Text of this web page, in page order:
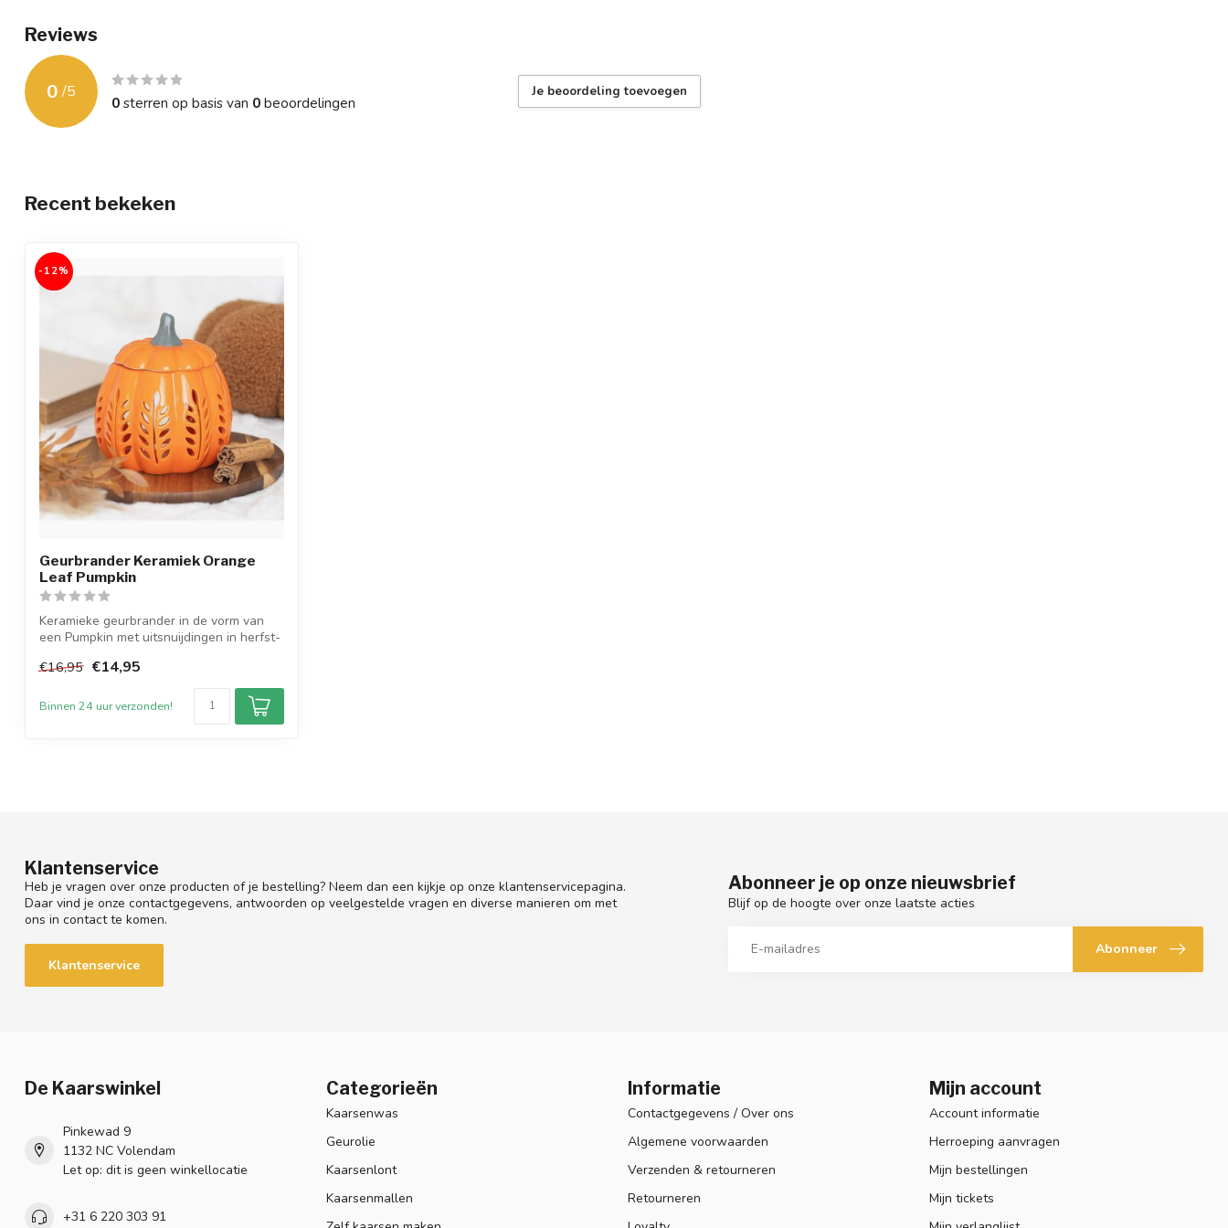
Reviews
0 /5
0sterren op basis van 0beoordelingen
Je beoordeling toevoegen
Recent bekeken
-12%
Geurbrander Keramiek Orange
Leaf Pumpkin
Keramieke geurbrander in de vorm van
een Pumpkin met uitsnuijdingen in herfst-
€16,95 €14,95
Binnen 24 uur verzonden!
Klantenservice
Heb je vragen over onze producten of je bestelling? Neem dan een kijkje op onze klantenservicepagina.
Daar vind je onze contactgegevens, antwoorden op veelgestelde vragen en diverse manieren om met
ons in contact te komen.
Klantenservice
Abonneer je op onze nieuwsbrief
Blijf op de hoogte over onze laatste acties
Abonneer
De Kaarswinkel
Pinkewad 9
1132 NC Volendam
Let op: dit is geen winkellocatie
+31 6 220 303 91
Categorieën
Kaarsenwas
Geurolie
Kaarsenlont
Kaarsenmallen
Informatie
Contactgegevens / Over ons
Algemene voorwaarden
Verzenden & retourneren
Retourneren
Mijn account
Account informatie
Herroeping aanvragen
Mijn bestellingen
Mijn tickets